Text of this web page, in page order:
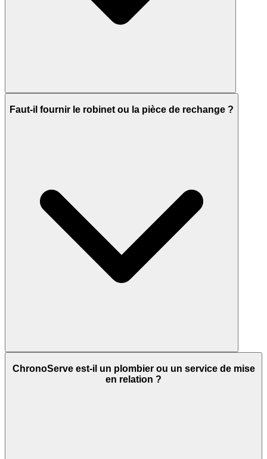
Faut-il fournir le robinet ou la pièce de rechange ?
ChronoServe est-il un plombier ou un service de mise
en relation ?